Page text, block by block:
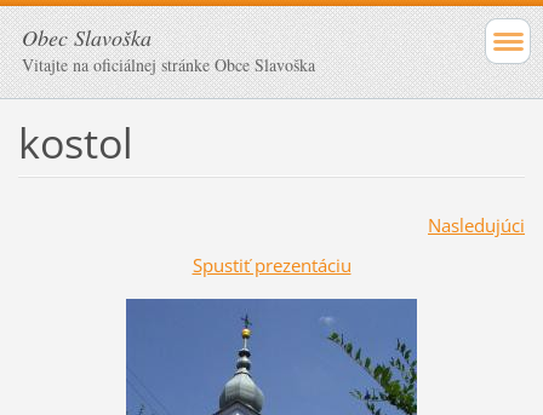
Obec Slavoška
Vitajte na oficiálnej stránke Obce Slavoška
kostol
Nasledujúci
Spustiť prezentáciu